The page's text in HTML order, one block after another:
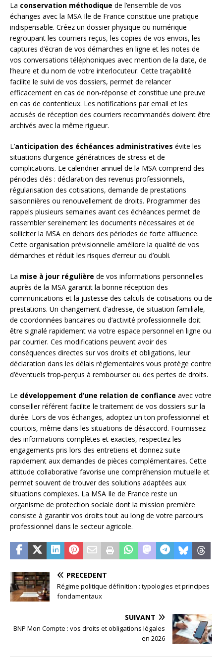
La conservation méthodique de l’ensemble de vos
échanges avec la MSA Ile de France constitue une pratique
indispensable. Créez un dossier physique ou numérique
regroupant les courriers reçus, les copies de vos envois, les
captures d’écran de vos démarches en ligne et les notes de
vos conversations téléphoniques avec mention de la date, de
l’heure et du nom de votre interlocuteur. Cette traçabilité
facilite le suivi de vos dossiers, permet de relancer
efficacement en cas de non-réponse et constitue une preuve
en cas de contentieux. Les notifications par email et les
accusés de réception des courriers recommandés doivent être
archivés avec la même rigueur.
L’anticipation des échéances administratives évite les
situations d’urgence génératrices de stress et de
complications. Le calendrier annuel de la MSA comprend des
périodes clés : déclaration des revenus professionnels,
régularisation des cotisations, demande de prestations
saisonnières ou renouvellement de droits. Programmer des
rappels plusieurs semaines avant ces échéances permet de
rassembler sereinement les documents nécessaires et de
solliciter la MSA en dehors des périodes de forte affluence.
Cette organisation prévisionnelle améliore la qualité de vos
démarches et réduit les risques d’erreur ou d’oubli.
La mise à jour régulière de vos informations personnelles
auprès de la MSA garantit la bonne réception des
communications et la justesse des calculs de cotisations ou de
prestations. Un changement d’adresse, de situation familiale,
de coordonnées bancaires ou d’activité professionnelle doit
être signalé rapidement via votre espace personnel en ligne ou
par courrier. Ces modifications peuvent avoir des
conséquences directes sur vos droits et obligations, leur
déclaration dans les délais réglementaires vous protège contre
d’éventuels trop-perçus à rembourser ou des pertes de droits.
Le développement d’une relation de confiance avec votre
conseiller référent facilite le traitement de vos dossiers sur la
durée. Lors de vos échanges, adoptez un ton professionnel et
courtois, même dans les situations de désaccord. Fournissez
des informations complètes et exactes, respectez les
engagements pris lors des entretiens et donnez suite
rapidement aux demandes de pièces complémentaires. Cette
attitude collaborative favorise une compréhension mutuelle et
permet souvent de trouver des solutions adaptées aux
situations complexes. La MSA Ile de France reste un
organisme de protection sociale dont la mission première
consiste à garantir vos droits tout au long de votre parcours
professionnel dans le secteur agricole.
PRÉCÉDENT
Régime politique définition : typologies et principes
fondamentaux
SUIVANT
BNP Mon Compte : vos droits et obligations légales
en 2026